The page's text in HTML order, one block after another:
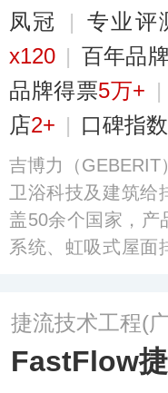
凤冠
| 专业评
x120 | 百年品
品牌得票5万+ |
店2+ | 口碑指数
吉博力（
卫浴科技及建筑给
盖50余个国家，产
系统、虹吸式屋面
于提供符合本土需
多
捷流技术工程(
FastFlow